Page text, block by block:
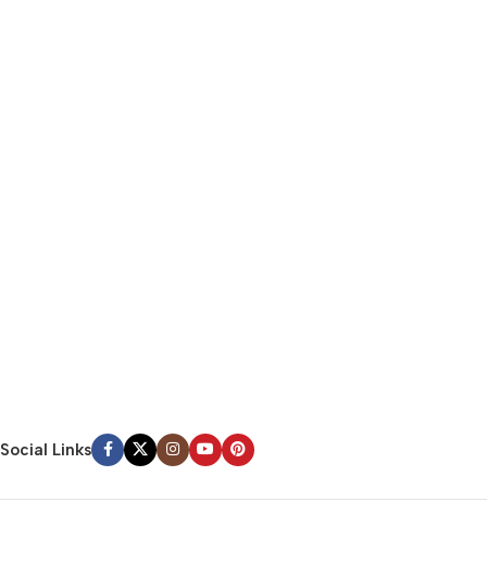
Social Links